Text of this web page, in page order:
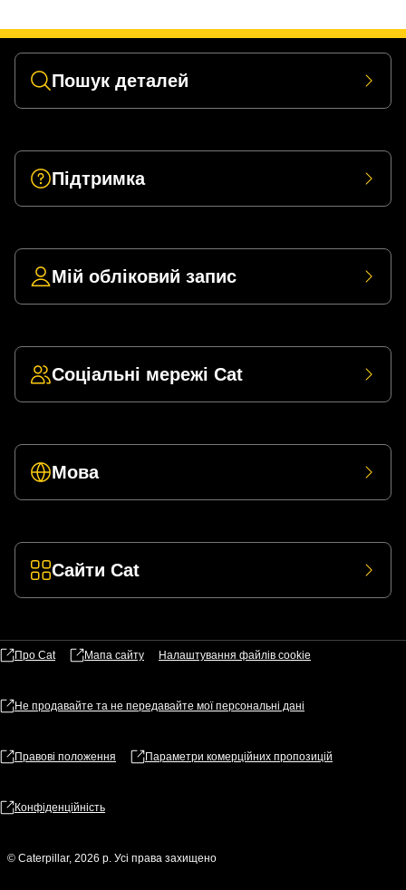
Пошук деталей
Підтримка
Мій обліковий запис
Соціальні мережі Cat
Мова
Сайти Cat
Про Cat Мапа сайту Налаштування файлів​ cookie
Не продавайте та не передавайте мої персональні дані
Правові положення Параметри комерційних пропозицій
Конфіденційність
© Caterpillar, 2026 р. Усі права захищено